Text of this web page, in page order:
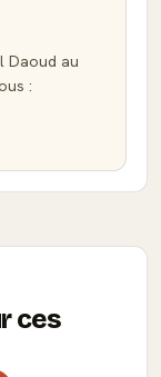
Daoud au
:
ces